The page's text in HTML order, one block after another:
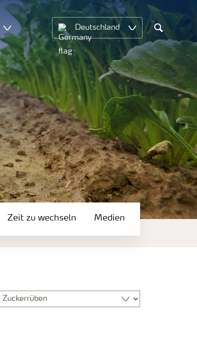
Deutschland
Search
Zeit zu wechseln Medien